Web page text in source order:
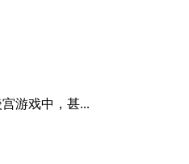
游戏中，甚...